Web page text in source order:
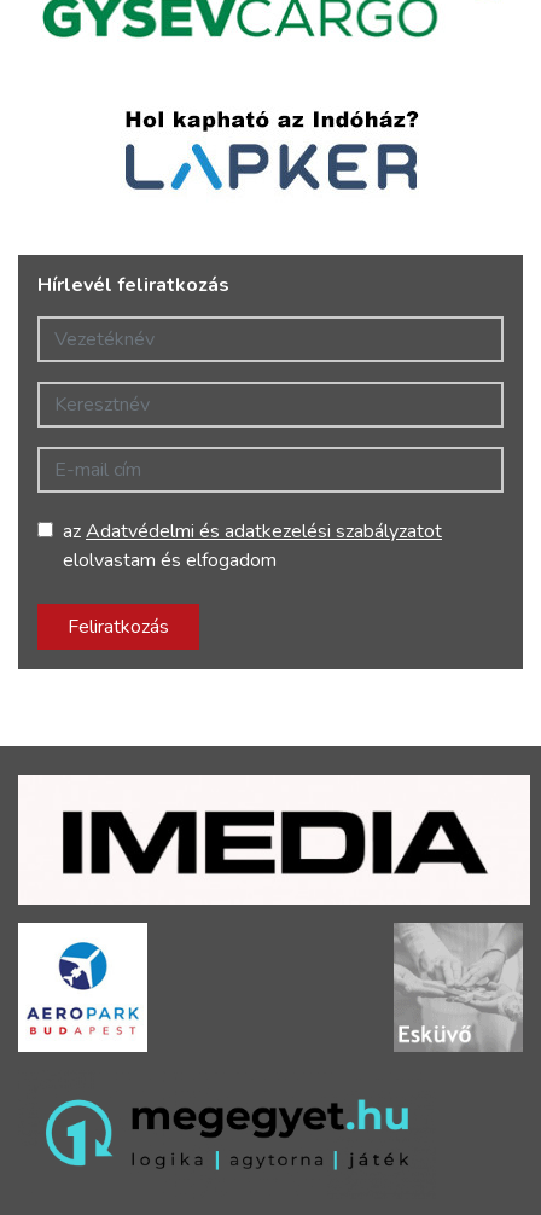
Hírlevél feliratkozás
Vezetéknév
Keresztnév
E-mail cím
azAdatvédelmi és adatkezelési szabályzatot
elolvastam és elfogadom
Feliratkozás